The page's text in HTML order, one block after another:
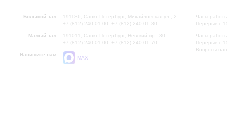
Большой зал:
191186, Санкт-Петербург, Михайловская ул., 2
+7 (812) 240-01-00, +7 (812) 240-01-80
Малый зал:
191011, Санкт-Петербург, Невский пр., 30
+7 (812) 240-01-00, +7 (812) 240-01-70
Напишите нам:
MAX
Часы
Перерыв с
Часы
Перерыв с
Вопросы